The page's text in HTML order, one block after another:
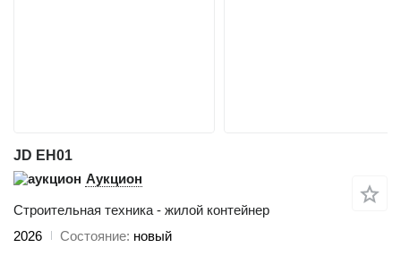
JD EH01
Аукцион
Строительная техника - жилой контейнер
2026
Состояние новый